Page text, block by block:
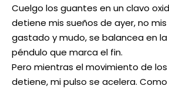
Cuelgo los guantes en un clavo
detiene mis sueños de ayer, no mis
gastado y mudo, se balancea en
péndulo que marca el fin.
Pero mientras el movimiento de
detiene, mi pulso se acelera.